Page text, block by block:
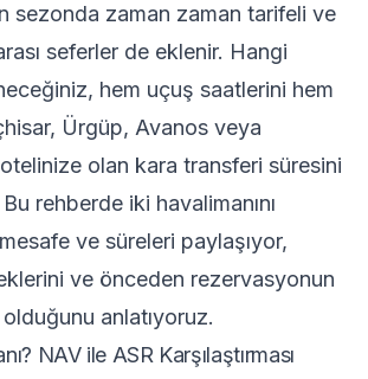
sezonda zaman zaman tarifeli ve
seferler de eklenir. Hangi
hem uçuş saatlerini hem
Ürgüp, Avanos veya
olan kara transferi süresini
rehberde iki havalimanını
mesafe ve süreleri paylaşıyor,
ve önceden rezervasyonun
olduğunu anlatıyoruz.
NAV ile ASR Karşılaştırması